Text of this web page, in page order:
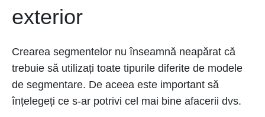
exterior
Crearea segmentelor nu înseamnă neapărat că
trebuie să utilizați toate tipurile diferite de modele
de segmentare. De aceea este important să
înțelegeți ce s-ar potrivi cel mai bine afacerii dvs.